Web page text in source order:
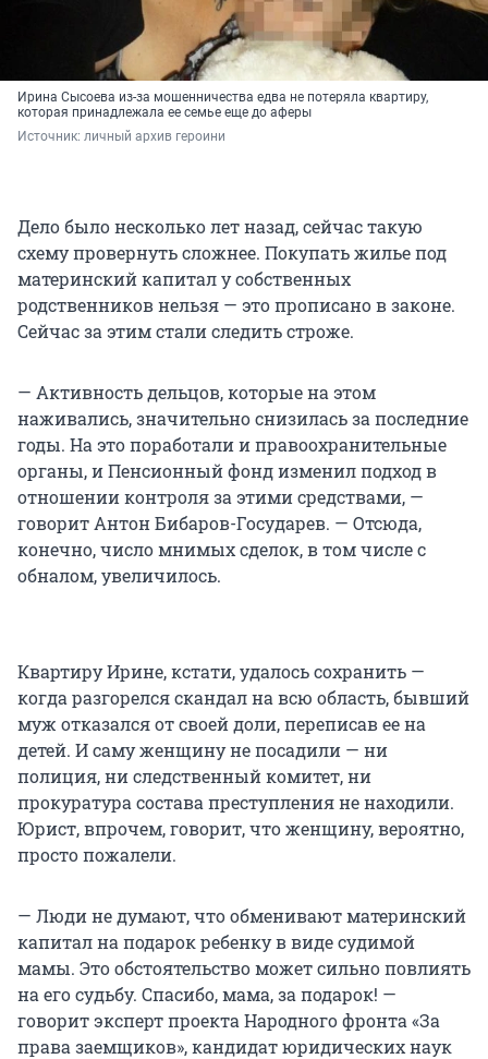
Ирина Сысоева из-за мошенничества едва не потеряла квартиру,
которая принадлежала ее семье еще до аферы
Источник: личный архив героини
Дело было несколько лет назад, сейчас такую
схему провернуть сложнее. Покупать жилье под
материнский капитал у собственных
родственников нельзя — это прописано в законе.
Сейчас за этим стали следить строже.
— Активность дельцов, которые на этом
наживались, значительно снизилась за последние
годы. На это поработали и правоохранительные
органы, и Пенсионный фонд изменил подход в
отношении контроля за этими средствами, —
говорит Антон Бибаров-Государев. — Отсюда,
конечно, число мнимых сделок, в том числе с
обналом, увеличилось.
Квартиру Ирине, кстати, удалось сохранить —
когда разгорелся скандал на всю область, бывший
муж отказался от своей доли, переписав ее на
детей. И саму женщину не посадили — ни
полиция, ни следственный комитет, ни
прокуратура состава преступления не находили.
Юрист, впрочем, говорит, что женщину, вероятно,
просто пожалели.
— Люди не думают, что обменивают материнский
капитал на подарок ребенку в виде судимой
мамы. Это обстоятельство может сильно повлиять
на его судьбу. Спасибо, мама, за подарок! —
говорит эксперт проекта Народного фронта «За
права заемщиков», кандидат юридических наук